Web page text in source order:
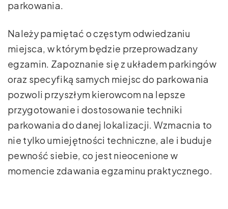
parkowania.
Należy pamiętać o częstym odwiedzaniu
miejsca, w którym będzie przeprowadzany
egzamin. Zapoznanie się z układem parkingów
oraz specyfiką samych miejsc do parkowania
pozwoli przyszłym kierowcom na lepsze
przygotowanie i dostosowanie techniki
parkowania do danej lokalizacji. Wzmacnia to
nie tylko umiejętności techniczne, ale i buduje
pewność siebie, co jest nieocenione w
momencie zdawania egzaminu praktycznego.